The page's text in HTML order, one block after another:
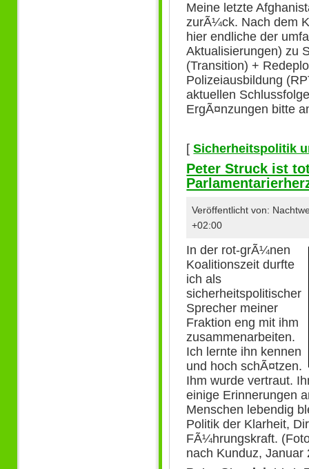
Meine letzte
zurÃ¼ck. Nach dem
hier endliche der
Aktualisierungen) zu
(Transition) +
Polizeiausbildung
aktuellen
ErgÃ¤nzungen bitte
[Sicherheitspolitik
Peter Struck ist
Veröffentlicht von:
+02:00
In der rot-grÃ¼nen
Koalitionszeit durfte
ich als
sicherheitspolitischer
Sprecher meiner
Fraktion eng mit ihm
zusammenarbeiten.
Ich lernte ihn kennen
und hoch schÃ¤tzen.
Ihm wurde vertraut.
einige Erinnerungen
Menschen lebendig
Politik der Klarheit,
FÃ¼hrungskraft.
nach Kunduz, Januar